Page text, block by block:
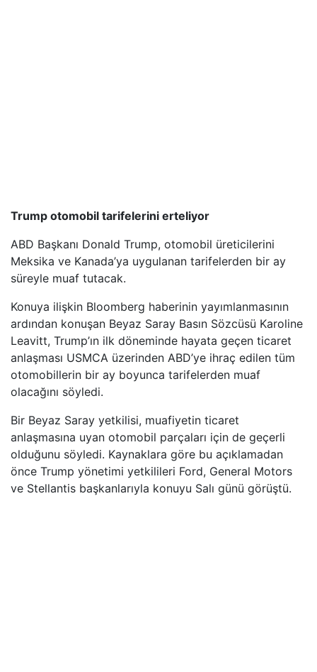
Trump otomobil tarifelerini erteliyor
ABD Başkanı Donald Trump, otomobil üreticilerini
Meksika ve Kanada’ya uygulanan tarifelerden bir ay
süreyle muaf tutacak.
Konuya ilişkin Bloomberg haberinin yayımlanmasının
ardından konuşan Beyaz Saray Basın Sözcüsü Karoline
Leavitt, Trump’ın ilk döneminde hayata geçen ticaret
anlaşması USMCA üzerinden ABD’ye ihraç edilen tüm
otomobillerin bir ay boyunca tarifelerden muaf
olacağını söyledi.
Bir Beyaz Saray yetkilisi, muafiyetin ticaret
anlaşmasına uyan otomobil parçaları için de geçerli
olduğunu söyledi. Kaynaklara göre bu açıklamadan
önce Trump yönetimi yetkilileri Ford, General Motors
ve Stellantis başkanlarıyla konuyu Salı günü görüştü.